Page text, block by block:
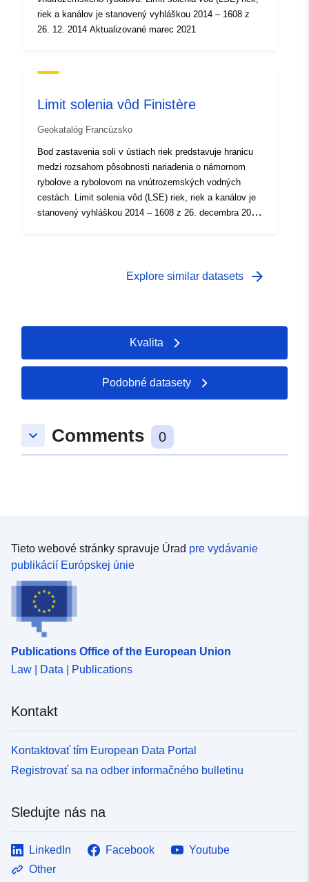
riek a kanálov je stanovený vyhláškou 2014 – 1608 z
26. 12. 2014 Aktualizované marec 2021
Limit solenia vôd Finistère
Geokatalóg Francúzsko
Bod zastavenia soli v ústiach riek predstavuje hranicu
medzi rozsahom pôsobnosti nariadenia o námornom
rybolove a rybolovom na vnútrozemských vodných
cestách. Limit solenia vôd (LSE) riek, riek a kanálov je
stanovený vyhláškou 2014 – 1608 z 26. decembra 2014
Explore similar datasets arrow_forward
Kvalita
Podobné datasety
keyboard_arrow_down Comments 0
Tieto webové stránky spravuje Úrad pre vydávanie
publikácií Európskej únie
Publications Office of the European Union
Law | Data | Publications
Kontakt
Kontaktovať tím European Data Portal
Registrovať sa na odber informačného bulletinu
Sledujte nás na
LinkedIn Facebook
Youtube
Other